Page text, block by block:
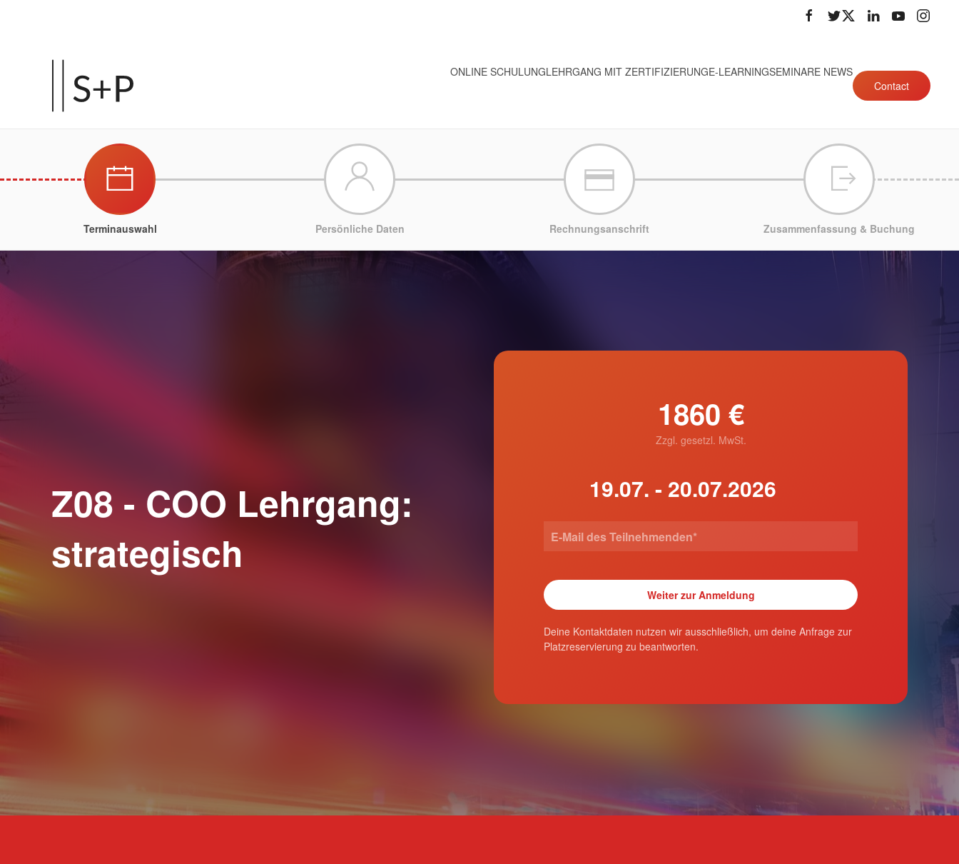
ONLINE SCHULUNGLEHRGANG MIT ZERTIFIZIERUNGE-LEARNINGSEMINARE NEWS
Contact
Terminauswahl Persönliche Daten Rechnungsanschrift Zusammenfassung & Buchung
Z08 - COO Lehrgang:
strategisch
1860 €
Zzgl. gesetzl. MwSt.
Deine Kontaktdaten nutzen wir ausschließlich, um deine Anfrage zur
Platzreservierung zu beantworten.